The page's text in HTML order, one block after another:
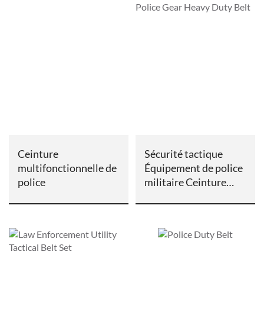
Ceinture
multifonctionnelle de
police
Sécurité tactique
Équipement de police
militaire Ceinture